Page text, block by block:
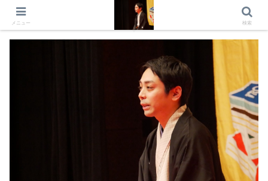
出演情報 出演依頼 日記 プロフィール
メニュー 検索